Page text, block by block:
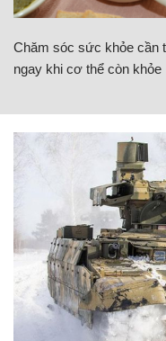
Chăm sóc sức khỏe cần
ngay khi cơ thể còn khỏe